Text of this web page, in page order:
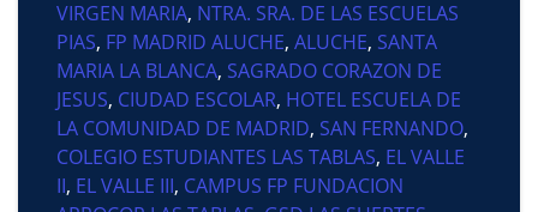
VIRGEN MARIA, NTRA. SRA. DE LAS ESCUELAS
PIAS, FP MADRID ALUCHE, ALUCHE, SANTA
MARIA LA BLANCA, SAGRADO CORAZON DE
JESUS, CIUDAD ESCOLAR, HOTEL ESCUELA DE
LA COMUNIDAD DE MADRID, SAN FERNANDO,
COLEGIO ESTUDIANTES LAS TABLAS, EL VALLE
II, EL VALLE III, CAMPUS FP FUNDACION